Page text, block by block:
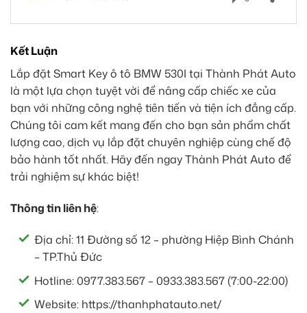
Kết Luận
Lắp đặt Smart Key ô tô BMW 530I tại Thành Phát Auto
là một lựa chọn tuyệt vời để nâng cấp chiếc xe của
bạn với những công nghệ tiên tiến và tiện ích đẳng cấp.
Chúng tôi cam kết mang đến cho bạn sản phẩm chất
lượng cao, dịch vụ lắp đặt chuyên nghiệp cùng chế độ
bảo hành tốt nhất. Hãy đến ngay Thành Phát Auto để
trải nghiệm sự khác biệt!
Thông tin liên hệ:
Địa chỉ: 11 Đường số 12 – phường Hiệp Bình Chánh
– TP.Thủ Đức
Hotline: 0977.383.567 – 0933.383.567 (7:00-22:00)
Website: https://thanhphatauto.net/